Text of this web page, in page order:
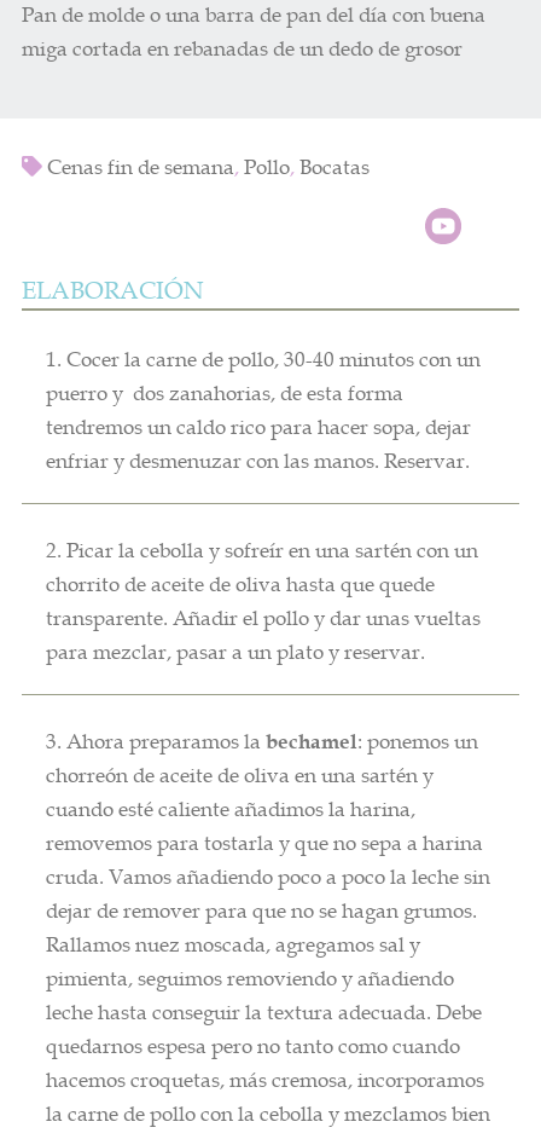
Pan de molde o una barra de pan del día con buena
miga cortada en rebanadas de un dedo de grosor
Cenas fin de semana,Pollo,Bocatas
ELABORACIÓN
1. Cocer la carne de pollo, 30-40 minutos con un
puerro y dos zanahorias, de esta forma
tendremos un caldo rico para hacer sopa, dejar
enfriar y desmenuzar con las manos. Reservar.
2. Picar la cebolla y sofreír en una sartén con un
chorrito de aceite de oliva hasta que quede
transparente. Añadir el pollo y dar unas vueltas
para mezclar, pasar a un plato y reservar.
3. Ahora preparamos la bechamel: ponemos un
chorreón de aceite de oliva en una sartén y
cuando esté caliente añadimos la harina,
removemos para tostarla y que no sepa a harina
cruda. Vamos añadiendo poco a poco la leche sin
dejar de remover para que no se hagan grumos.
Rallamos nuez moscada, agregamos sal y
pimienta, seguimos removiendo y añadiendo
leche hasta conseguir la textura adecuada. Debe
quedarnos espesa pero no tanto como cuando
hacemos croquetas, más cremosa, incorporamos
la carne de pollo con la cebolla y mezclamos bien